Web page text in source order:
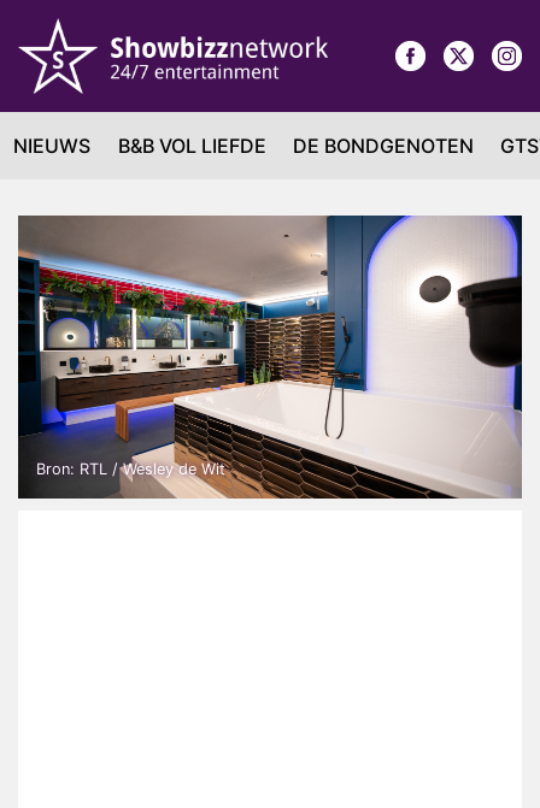
NIEUWS B&B VOL LIEFDE DE BONDGENOTEN
Bron: RTL / Wesley de Wit